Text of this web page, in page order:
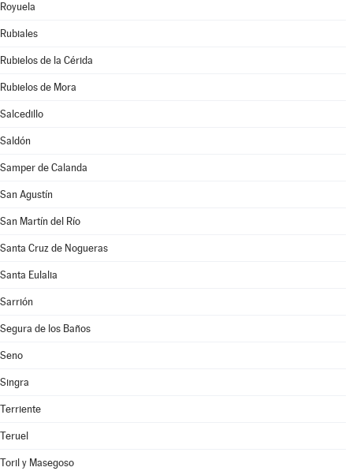
Royuela
Rubiales
Rubielos de la Cérida
Rubielos de Mora
Salcedillo
Saldón
Samper de Calanda
San Agustín
San Martín del Río
Santa Cruz de Nogueras
Santa Eulalia
Sarrión
Segura de los Baños
Seno
Singra
Terriente
Teruel
Toril y Masegoso